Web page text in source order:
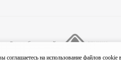
Разработка сайта
на использование файлов cookie